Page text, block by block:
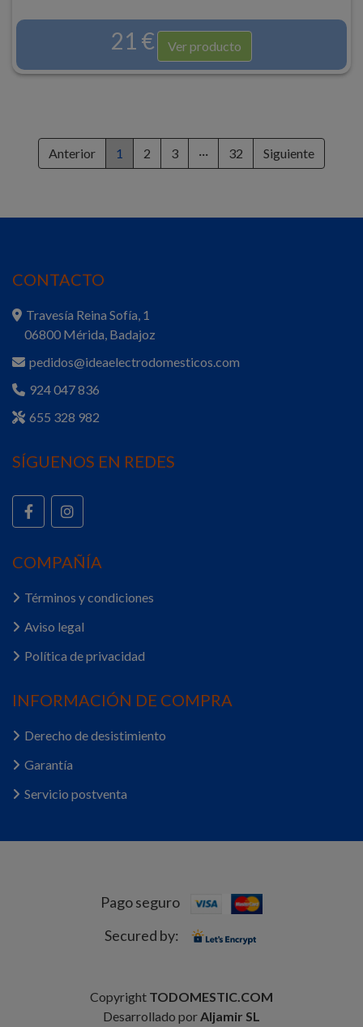
21 € Ver producto
Anterior 1 2 3 ··· 32 Siguiente
CONTACTO
Travesía Reina Sofía, 1
06800 Mérida, Badajoz
pedidos@ideaelectrodomesticos.com
924 047 836
655 328 982
SÍGUENOS EN REDES
COMPAÑÍA
Términos y condiciones
Aviso legal
Política de privacidad
INFORMACIÓN DE COMPRA
Derecho de desistimiento
Garantía
Servicio postventa
Pago seguro
Secured by:
Copyright TODOMESTIC.COM
Desarrollado porAljamir SL